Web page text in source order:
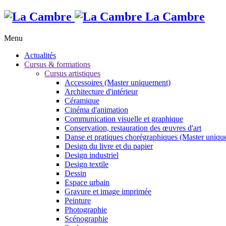
La Cambre
Menu
Actualités
Cursus & formations
Cursus artistiques
Accessoires (Master uniquement)
Architecture d'intérieur
Céramique
Cinéma d'animation
Communication visuelle et graphique
Conservation, restauration des œuvres d'art
Danse et pratiques chorégraphiques (Master
Design du livre et du papier
Design industriel
Design textile
Dessin
Espace urbain
Gravure et image imprimée
Peinture
Photographie
Scénographie